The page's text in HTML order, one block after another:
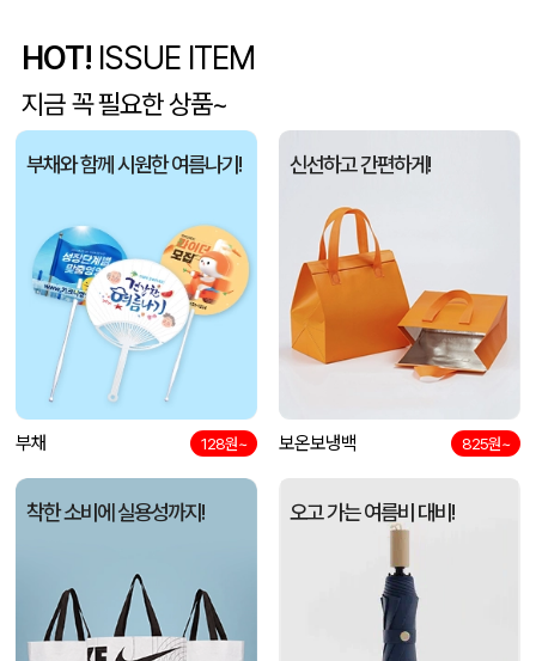
박OO
김OO
박OO
박OO 액센 U26 블럭 메탈 USB메모리 4GB~128GB 08-10
최OO 레인보우 5칸 인덱스 문서정리 도큐먼트 수납보관 화일(파일) 홀더 08-10
최OO 08-10
박OO 투명 빨대 텀블러 450ml 08-10
HOT! ISSUE ITEM
지금 꼭 필요한 상품~
부채와 함께 시원한 여름나기!
부채 128원~
신선하고 간편하게!
보온보냉백 825원~
착한 소비에 실용성까지! 오고 가는 여름비 대비!